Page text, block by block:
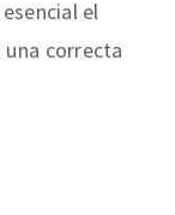
el
correcta